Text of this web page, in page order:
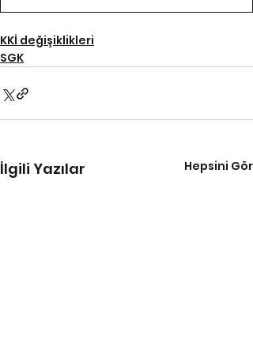
KKİ değişiklikleri
SGK
İlgili Yazılar Hepsini Gör